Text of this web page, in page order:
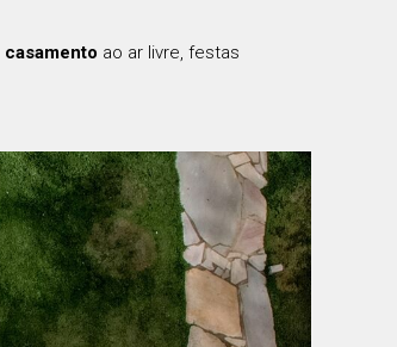
casamento ao ar livre, festas